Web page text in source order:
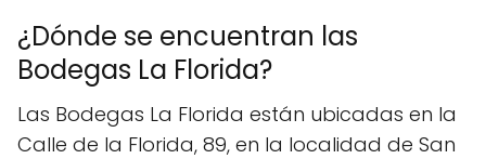
¿Dónde se encuentran las
Bodegas La Florida?
Las Bodegas La Florida están ubicadas en la
Calle de la Florida, 89, en la localidad de San